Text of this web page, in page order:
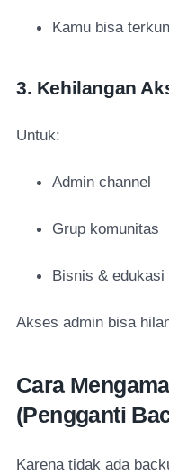
Kamu bisa
3. Kehilangan
Untuk:
Admin channel
Grup komunitas
Bisnis & edukasi
Akses admin bisa
Cara
(Pengganti
Karena tidak ada